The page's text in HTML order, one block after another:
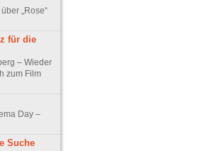
„Rose“
für die
– Wieder
zum Film
Day –
Suche